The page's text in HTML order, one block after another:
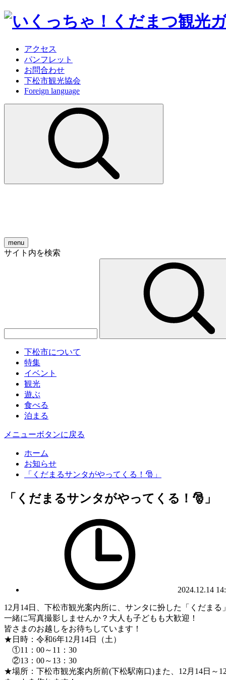
アクセス
パンフレット
お問合わせ
下松市観光協会
Foreign language
menu
サイト内を検索
下松市について
特集
イベント
観光
遊ぶ
食べる
泊まる
メニューボタンに戻る
ホーム
お知らせ
「くだまるサンタがやってくる！🎅」
「くだまるサンタがやってくる！🎅」
2024.12.14
12月14日、下松市観光案内所に、サンタに扮した「くだまる
一緒に写真撮影しませんか？大人も子どもも大歓迎！
皆さまのお越しをお待ちしています！
★日時：令和6年12月14日（土）
①11：00～11：30
②13：00～13：30
★場所：下松市観光案内所前(下松駅南口)また、12月14日～